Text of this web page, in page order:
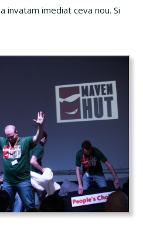
invatam imediat ceva nou. Si